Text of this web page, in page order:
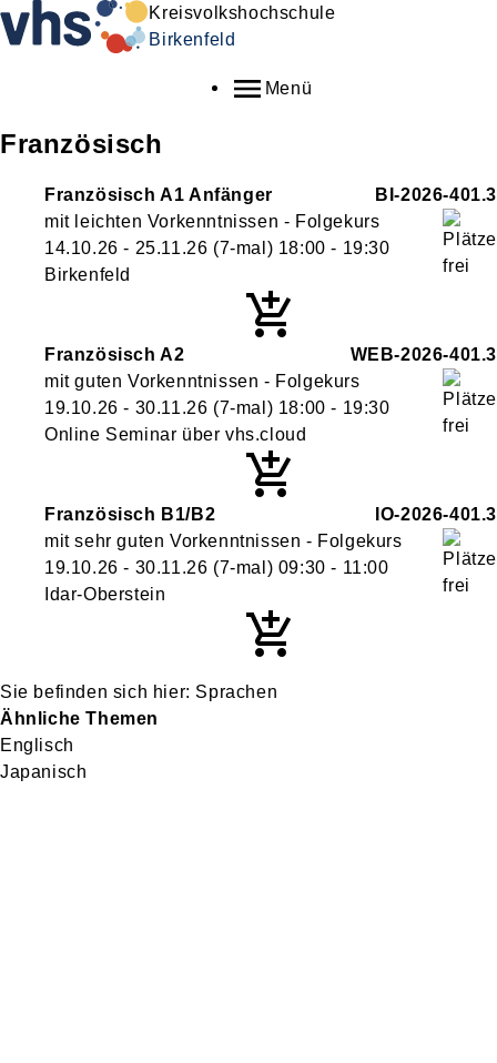
Kreisvolkshochschule
Birkenfeld
Menü
Französisch
Französisch A1 Anfänger
BI-2026-401.3
mit leichten Vorkenntnissen - Folgekurs
14.10.26 - 25.11.26 (7-mal) 18:00 - 19:30
Birkenfeld
Französisch A2
WEB-2026-401.3
mit guten Vorkenntnissen - Folgekurs
19.10.26 - 30.11.26 (7-mal) 18:00 - 19:30
Online Seminar über vhs.cloud
Französisch B1/B2
IO-2026-401.3
mit sehr guten Vorkenntnissen - Folgekurs
19.10.26 - 30.11.26 (7-mal) 09:30 - 11:00
Idar-Oberstein
Sprachen
Ähnliche Themen
Englisch
Japanisch